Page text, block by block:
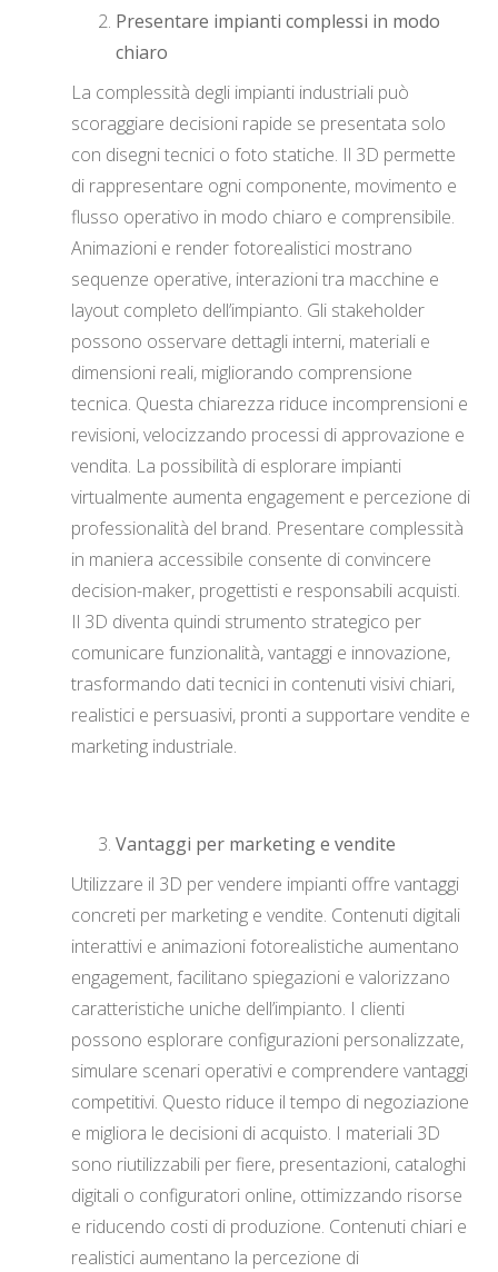
Presentare impianti complessi in modo
chiaro
La complessità degli impianti industriali può
scoraggiare decisioni rapide se presentata solo
con disegni tecnici o foto statiche. Il 3D permette
di rappresentare ogni componente, movimento e
flusso operativo in modo chiaro e comprensibile.
Animazioni e render fotorealistici mostrano
sequenze operative, interazioni tra macchine e
layout completo dell’impianto. Gli stakeholder
possono osservare dettagli interni, materiali e
dimensioni reali, migliorando comprensione
tecnica. Questa chiarezza riduce incomprensioni e
revisioni, velocizzando processi di approvazione e
vendita. La possibilità di esplorare impianti
virtualmente aumenta engagement e percezione di
professionalità del brand. Presentare complessità
in maniera accessibile consente di convincere
decision-maker, progettisti e responsabili acquisti.
Il 3D diventa quindi strumento strategico per
comunicare funzionalità, vantaggi e innovazione,
trasformando dati tecnici in contenuti visivi chiari,
realistici e persuasivi, pronti a supportare vendite e
marketing industriale.
Vantaggi per marketing e vendite
Utilizzare il 3D per vendere impianti offre vantaggi
concreti per marketing e vendite. Contenuti digitali
interattivi e animazioni fotorealistiche aumentano
engagement, facilitano spiegazioni e valorizzano
caratteristiche uniche dell’impianto. I clienti
possono esplorare configurazioni personalizzate,
simulare scenari operativi e comprendere vantaggi
competitivi. Questo riduce il tempo di negoziazione
e migliora le decisioni di acquisto. I materiali 3D
sono riutilizzabili per fiere, presentazioni, cataloghi
digitali o configuratori online, ottimizzando risorse
e riducendo costi di produzione. Contenuti chiari e
realistici aumentano la percezione di